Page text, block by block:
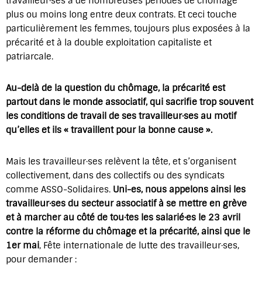
plus ou moins long entre deux contrats. Et ceci touche
particulièrement les femmes, toujours plus exposées à la
précarité et à la double exploitation capitaliste et
patriarcale.
Au-delà de la question du chômage, la précarité est
partout dans le monde associatif, qui sacrifie trop souvent
les conditions de travail de ses travailleur·ses au motif
qu’elles et ils « travaillent pour la bonne cause ».
Mais les travailleur·ses relèvent la tête, et s’organisent
collectivement, dans des collectifs ou des syndicats
comme ASSO-Solidaires. Uni-es, nous appelons ainsi les
travailleur·ses du secteur associatif à se mettre en grève
et à marcher au côté de tou·tes les salarié·es le 23 avril
contre la réforme du chômage et la précarité, ainsi que le
1er mai, Fête internationale de lutte des travailleur·ses,
pour demander :